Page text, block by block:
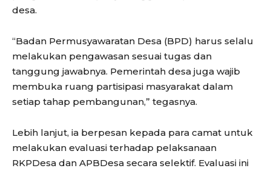
desa.
“Badan Permusyawaratan Desa (BPD) harus selalu
melakukan pengawasan sesuai tugas dan
tanggung jawabnya. Pemerintah desa juga wajib
membuka ruang partisipasi masyarakat dalam
setiap tahap pembangunan,” tegasnya.
Lebih lanjut, ia berpesan kepada para camat untuk
melakukan evaluasi terhadap pelaksanaan
RKPDesa dan APBDesa secara selektif. Evaluasi ini